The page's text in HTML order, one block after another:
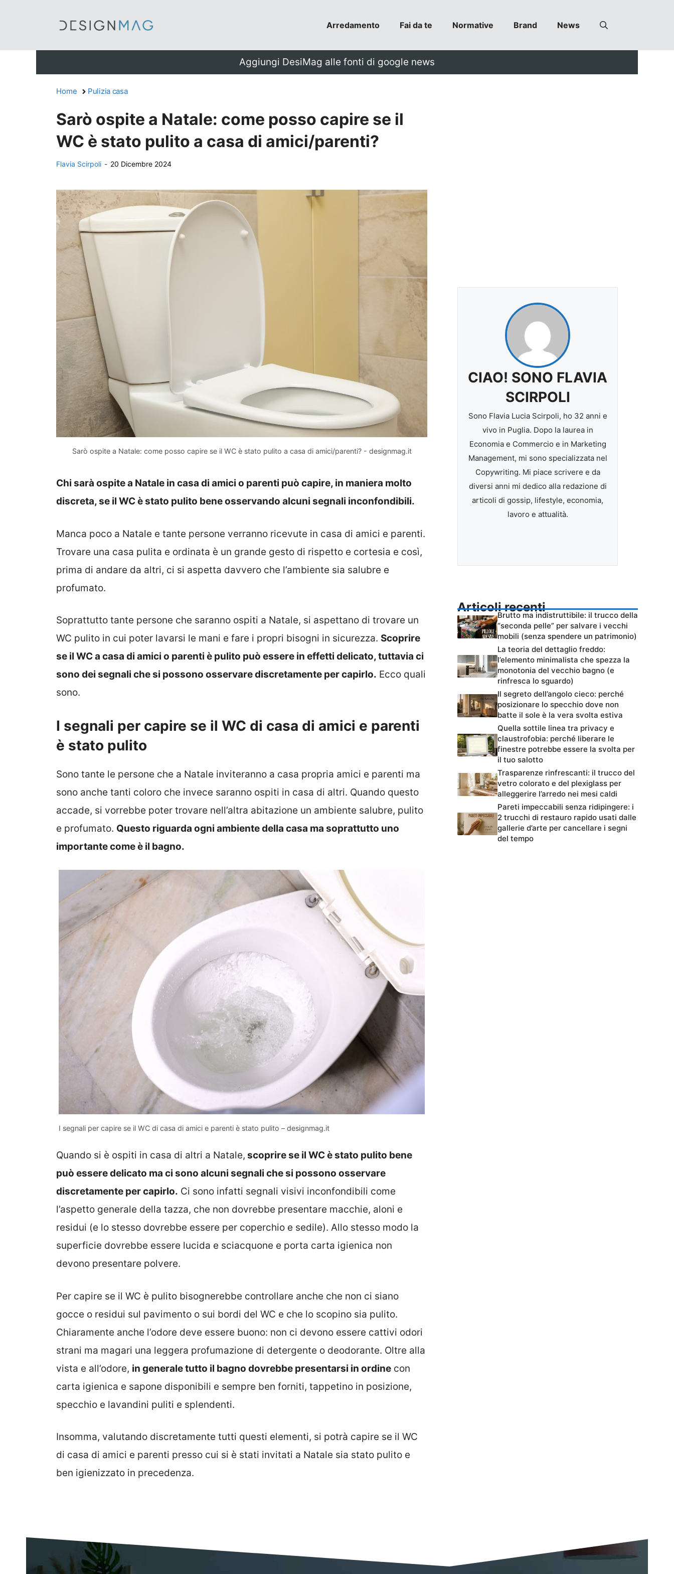
Arredamento Fai da te Normative Brand News
Aggiungi DesiMag alle fonti di google news
Home Pulizia casa
Sarò ospite a Natale: come posso capire se il
WC è stato pulito a casa di amici/parenti?
Flavia Scirpoli - 20 Dicembre 2024
Sarò ospite a Natale: come posso capire se il WC è stato pulito a casa di amici/parenti? - designmag.it
Chi sarà ospite a Natale in casa di amici o parenti può capire, in maniera molto
discreta, se il WC è stato pulito bene osservando alcuni segnali inconfondibili.
Manca poco a Natale e tante persone verranno ricevute in casa di amici e parenti.
Trovare una casa pulita e ordinata è un grande gesto di rispetto e cortesia e così,
prima di andare da altri, ci si aspetta davvero che l’ambiente sia salubre e
profumato.
Soprattutto tante persone che saranno ospiti a Natale, si aspettano di trovare un
WC pulito in cui poter lavarsi le mani e fare i propri bisogni in sicurezza. Scoprire
se il WC a casa di amici o parenti è pulito può essere in effetti delicato, tuttavia ci
sono dei segnali che si possono osservare discretamente per capirlo. Ecco quali
sono.
I segnali per capire se il WC di casa di amici e parenti
è stato pulito
Sono tante le persone che a Natale inviteranno a casa propria amici e parenti ma
sono anche tanti coloro che invece saranno ospiti in casa di altri. Quando questo
accade, si vorrebbe poter trovare nell’altra abitazione un ambiente salubre, pulito
e profumato. Questo riguarda ogni ambiente della casa ma soprattutto uno
importante come è il bagno.
I segnali per capire se il WC di casa di amici e parenti è stato pulito – designmag.it
Quando si è ospiti in casa di altri a Natale, scoprire se il WC è stato pulito bene
può essere delicato ma ci sono alcuni segnali che si possono osservare
discretamente per capirlo. Ci sono infatti segnali visivi inconfondibili come
l’aspetto generale della tazza, che non dovrebbe presentare macchie, aloni e
residui (e lo stesso dovrebbe essere per coperchio e sedile). Allo stesso modo la
superficie dovrebbe essere lucida e sciacquone e porta carta igienica non
devono presentare polvere.
Per capire se il WC è pulito bisognerebbe controllare anche che non ci siano
gocce o residui sul pavimento o sui bordi del WC e che lo scopino sia pulito.
Chiaramente anche l’odore deve essere buono: non ci devono essere cattivi odori
strani ma magari una leggera profumazione di detergente o deodorante. Oltre alla
vista e all’odore, in generale tutto il bagno dovrebbe presentarsi in ordine con
carta igienica e sapone disponibili e sempre ben forniti, tappetino in posizione,
specchio e lavandini puliti e splendenti.
Insomma, valutando discretamente tutti questi elementi, si potrà capire se il WC
di casa di amici e parenti presso cui si è stati invitati a Natale sia stato pulito e
ben igienizzato in precedenza.
CIAO! SONO FLAVIA
SCIRPOLI
Sono Flavia Lucia Scirpoli, ho 32 anni e
vivo in Puglia. Dopo la laurea in
Economia e Commercio e in Marketing
Management, mi sono specializzata nel
Copywriting. Mi piace scrivere e da
diversi anni mi dedico alla redazione di
articoli di gossip, lifestyle, economia,
lavoro e attualità.
Articoli recenti
Brutto ma indistruttibile: il trucco della
“seconda pelle” per salvare i vecchi
mobili (senza spendere un patrimonio)
La teoria del dettaglio freddo:
l’elemento minimalista che spezza la
monotonia del vecchio bagno (e
rinfresca lo sguardo)
Il segreto dell’angolo cieco: perché
posizionare lo specchio dove non
batte il sole è la vera svolta estiva
Quella sottile linea tra privacy e
claustrofobia: perché liberare le
finestre potrebbe essere la svolta per
il tuo salotto
Trasparenze rinfrescanti: il trucco del
vetro colorato e del plexiglass per
alleggerire l’arredo nei mesi caldi
Pareti impeccabili senza ridipingere: i
2 trucchi di restauro rapido usati dalle
gallerie d’arte per cancellare i segni
del tempo